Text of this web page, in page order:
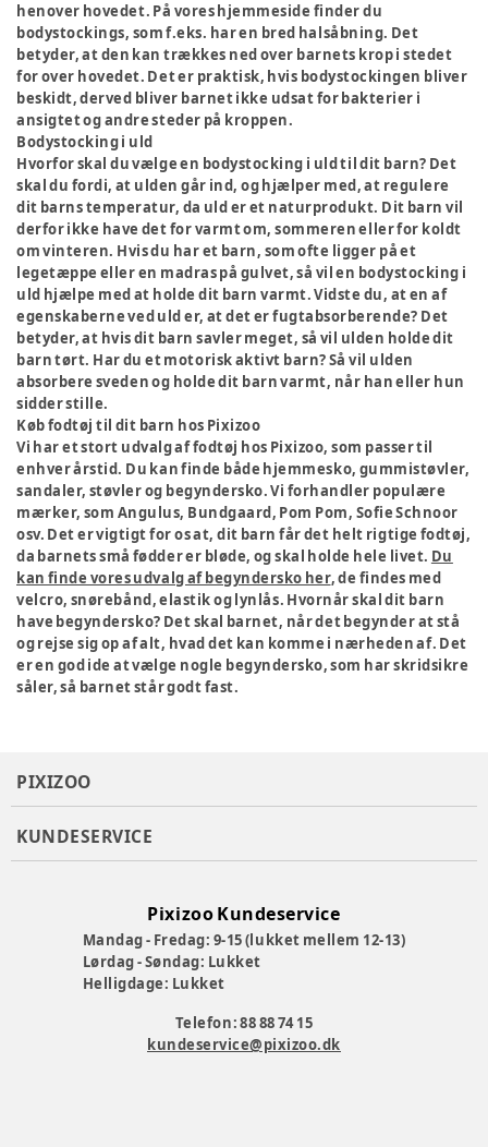
henover hovedet. På vores hjemmeside finder du
bodystockings, som f.eks. har en bred halsåbning. Det
betyder, at den kan trækkes ned over barnets krop i stedet
for over hovedet. Det er praktisk, hvis bodystockingen bliver
beskidt, derved bliver barnet ikke udsat for bakterier i
ansigtet og andre steder på kroppen.
Bodystocking i uld
Hvorfor skal du vælge en bodystocking i uld til dit barn? Det
skal du fordi, at ulden går ind, og hjælper med, at regulere
dit barns temperatur, da uld er et naturprodukt. Dit barn vil
derfor ikke have det for varmt om, sommeren eller for koldt
om vinteren. Hvis du har et barn, som ofte ligger på et
legetæppe eller en madras på gulvet, så vil en bodystocking i
uld hjælpe med at holde dit barn varmt. Vidste du, at en af
egenskaberne ved uld er, at det er fugtabsorberende? Det
betyder, at hvis dit barn savler meget, så vil ulden holde dit
barn tørt. Har du et motorisk aktivt barn? Så vil ulden
absorbere sveden og holde dit barn varmt, når han eller hun
sidder stille.
Køb fodtøj til dit barn hos Pixizoo
Vi har et stort udvalg af fodtøj hos Pixizoo, som passer til
enhver årstid. Du kan finde både hjemmesko, gummistøvler,
sandaler, støvler og begyndersko. Vi forhandler populære
mærker, som Angulus, Bundgaard, Pom Pom, Sofie Schnoor
osv. Det er vigtigt for os at, dit barn får det helt rigtige fodtøj,
da barnets små fødder er bløde, og skal holde hele livet. Du
kan finde vores udvalg af begyndersko her, de findes med
velcro, snørebånd, elastik og lynlås. Hvornår skal dit barn
have begyndersko? Det skal barnet, når det begynder at stå
og rejse sig op af alt, hvad det kan komme i nærheden af. Det
er en god ide at vælge nogle begyndersko, som har skridsikre
såler, så barnet står godt fast.
PIXIZOO
KUNDESERVICE
Pixizoo Kundeservice
Mandag - Fredag: 9-15 (lukket mellem 12-13)
Lørdag - Søndag: Lukket
Helligdage: Lukket
Telefon: 88 88 74 15
kundeservice@pixizoo.dk